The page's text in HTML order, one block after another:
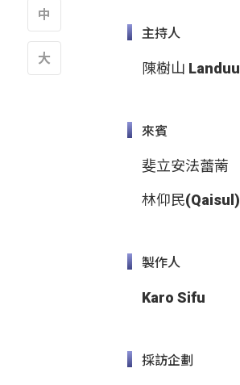
主持人
陳樹山
來賓
斐立安法蕾萳
林仰民(Qaisul)
製作人
Karo Sifu
採訪企劃